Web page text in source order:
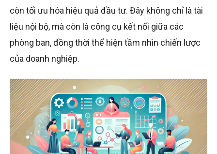
còn tối ưu hóa hiệu quả đầu tư. Đây không chỉ là tài
liệu nội bộ, mà còn là công cụ kết nối giữa các
phòng ban, đồng thời thể hiện tầm nhìn chiến lược
của doanh nghiệp.